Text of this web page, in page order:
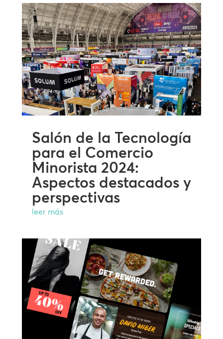
Salón de la Tecnología
para el Comercio
Minorista 2024:
Aspectos destacados y
perspectivas
leer más